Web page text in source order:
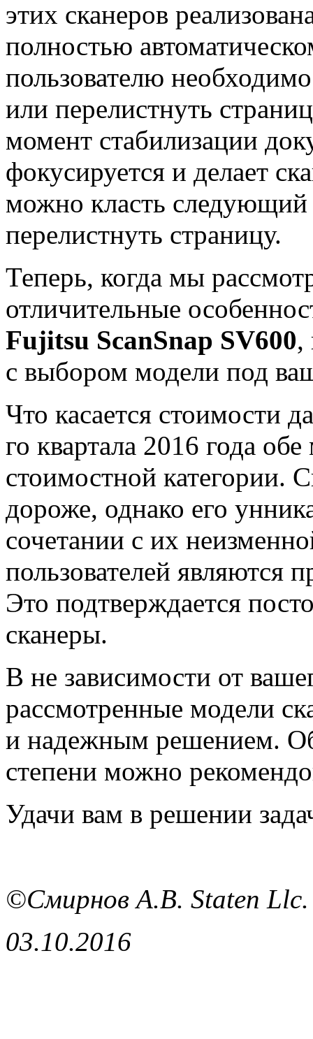
этих сканеров
полностью
пользователю
или перелистнуть
момент стабилизации
фокусируется и делает
можно класть следующий
перелистнуть страницу.
Теперь, когда мы
отличительные
Fujitsu ScanSnap SV600,
с выбором модели под
Что касается стоимости
го квартала 2016 года
стоимостной категории.
дороже, однако его
сочетании с их
пользователей являются
Это подтверждается
сканеры.
В не зависимости от
рассмотренные модели
и надежным решением.
степени можно
Удачи вам в решении
©Смирнов А.В. Staten Llc.
03.10.2016